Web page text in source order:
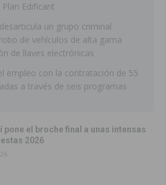
Edificant
un grupo criminal
de vehículos de alta gama
de llaves electrónicas
empleo con la contratación de 55
a través de seis programas
pone el broche final a unas intensas
2026